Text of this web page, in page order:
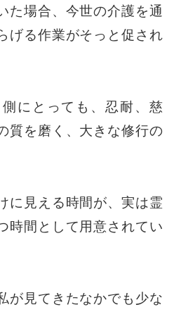
た場合、今世の介護を通
げる作業がそっと促され
にとっても、忍耐、慈
質を磨く、大きな修行の
に見える時間が、実は霊
時間として用意されてい
が見てきたなかでも少な